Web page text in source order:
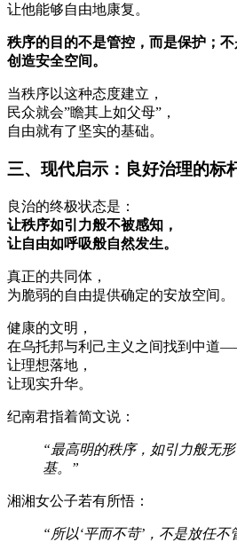
让他能够自由地康复。
秩序的目的不是管控，而是保护；
创造安全空间。
当秩序以这种态度建立，
民众就会”瞻其上如父母”，
自由就有了坚实的基础。
三、现代启示：良好治理的标
良治的终极状态是：
让秩序如引力般不被感知，
让自由如呼吸般自然发生。
真正的共同体，
为脆弱的自由提供确定的安放空间。
健康的文明，
在乌托邦与利己主义之间找到中道
让理想落地，
让现实升华。
纪南君指着简文说：
“最高明的秩序，如引力般无
基。”
湘湘女公子若有所悟：
“所以‘平而不苛’，不是放任